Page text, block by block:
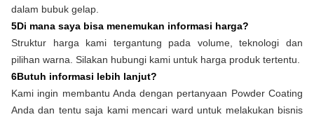
dalam bubuk gelap.
5Di mana saya bisa menemukan informasi harga?
Struktur harga kami tergantung pada volume, teknologi dan
pilihan warna. Silakan hubungi kami untuk harga produk tertentu.
6Butuh informasi lebih lanjut?
Kami ingin membantu Anda dengan pertanyaan Powder Coating
Anda dan tentu saja kami mencari ward untuk melakukan bisnis